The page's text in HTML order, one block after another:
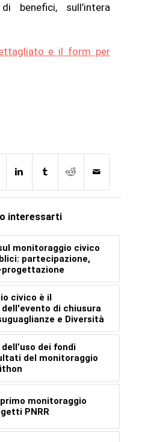
benefici, sull’intera
e il form per
interessarti
monitoraggio civico
partecipazione,
civico è il
di chiusura
e Diversità
dei fondi
del monitoraggio
monitoraggio
PNRR